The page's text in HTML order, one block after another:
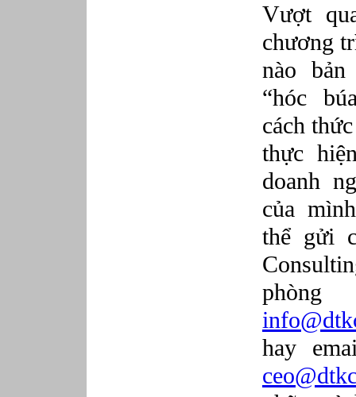
Vượt
chương
nào
“hóc
cách
thực
doanh
của
thể gửi
phòng
hay